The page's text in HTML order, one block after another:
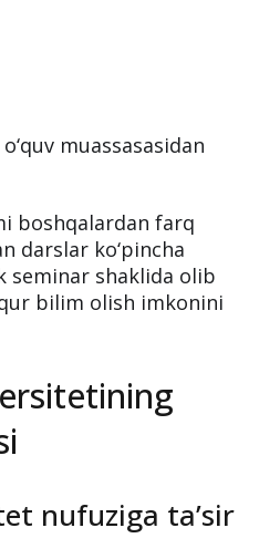
muassasasidan
boshqalardan farq
darslar ko‘pincha
bilim olish imkonini